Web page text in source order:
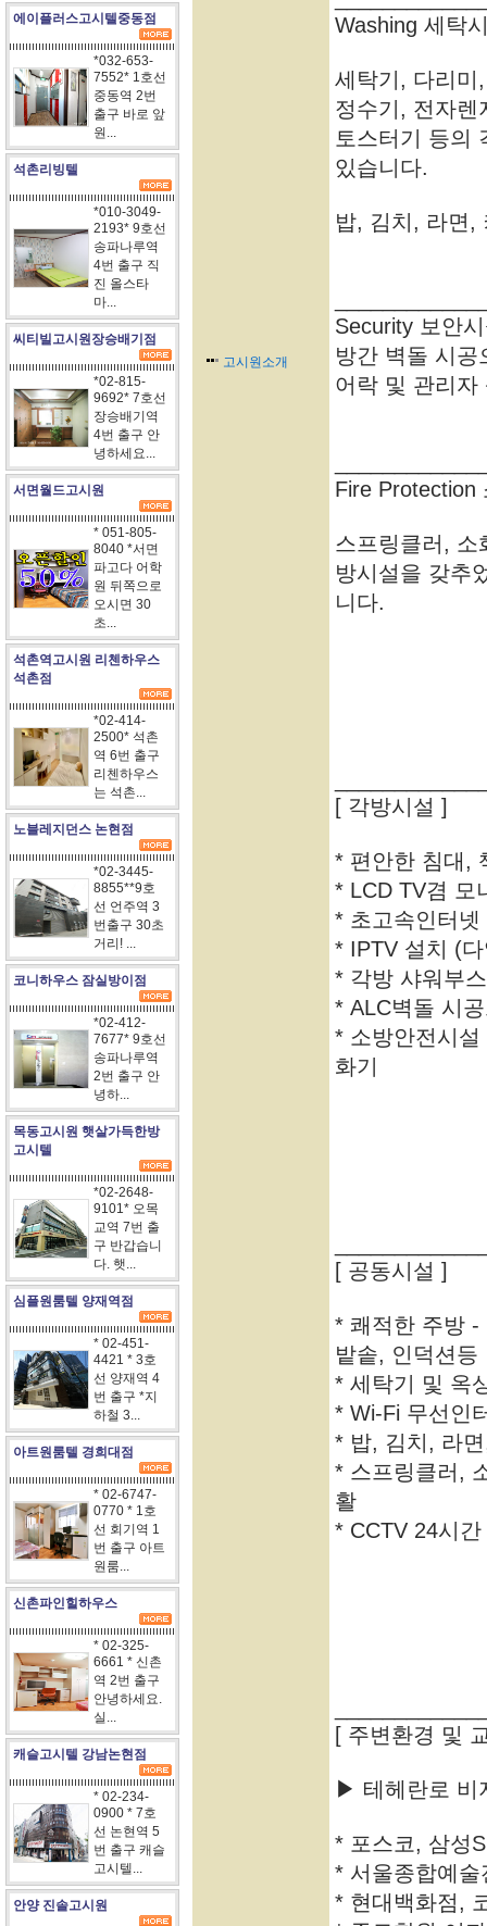
에이플러스고시텔중동점
*032-653-
7552* 1호선
중동역 2번
출구 바로 앞
원...
석촌리빙텔
*010-3049-
2193* 9호선
송파나루역
4번 출구 직
진 올스타
마...
씨티빌고시원장승배기점
*02-815-
9692* 7호선
장승배기역
4번 출구 안
녕하세요...
서면월드고시원
* 051-805-
8040 *서면
파고다 어학
원 뒤쪽으로
오시면 30
초...
석촌역고시원 리첸하우스
석촌점
*02-414-
2500* 석촌
역 6번 출구
리첸하우스
는 석촌...
노블레지던스 논현점
*02-3445-
8855**9호
선 언주역 3
번출구 30초
거리! ...
코니하우스 잠실방이점
*02-412-
7677* 9호선
송파나루역
2번 출구 안
녕하...
목동고시원 햇살가득한방
고시텔
*02-2648-
9101* 오목
교역 7번 출
구 반갑습니
다. 햇...
심플원룸텔 양재역점
* 02-451-
4421 * 3호
선 양재역 4
번 출구 *지
하철 3...
아트원룸텔 경희대점
* 02-6747-
0770 * 1호
선 회기역 1
번 출구 아트
원룸...
신촌파인힐하우스
* 02-325-
6661 * 신촌
역 2번 출구
안녕하세요.
실...
캐슬고시텔 강남논현점
* 02-234-
0900 * 7호
선 논현역 5
번 출구 캐슬
고시텔...
안양 진솔고시원
고시원소개
Washing 세탁
세탁기, 다리미
정수기, 전자렌
토스터기 등의
있습니다.
밥, 김치, 라면,
Security 보안
방간 벽돌 시공
어락 및 관리자
Fire Protection
스프링클러, 소
방시설을 갖추
니다.
[ 각방시설 ]
* 편안한 침대,
* LCD TV겸 모
* 초고속인터
* IPTV 설치 (
* 각방 샤워부
* ALC벽돌 시
* 소방안전시
화기
[ 공동시설 ]
* 쾌적한 주방 -
밭솥, 인덕션등
* 세탁기 및 옥
* Wi-Fi 무선인
* 밥, 김치, 라
* 스프링클러,
활
* CCTV 24시
[ 주변환경 및
▶ 테헤란로
* 포스코, 삼성
* 서울종합예술
* 현대백화점,